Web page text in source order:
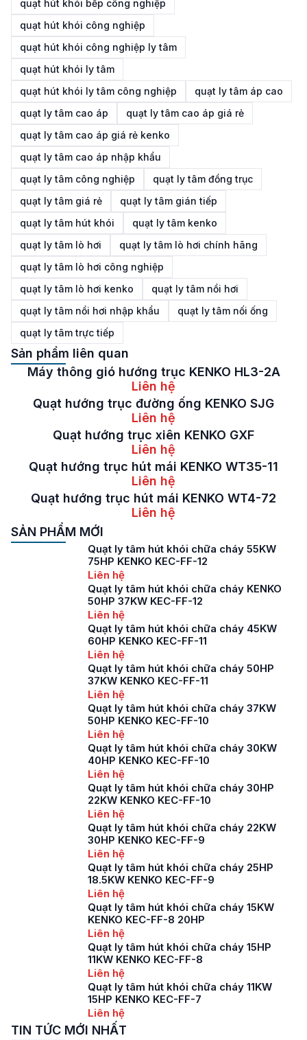
quạt hút khói bếp công nghiệp
quạt hút khói công nghiệp
quạt hút khói công nghiệp ly tâm
quạt hút khói ly tâm
quạt hút khói ly tâm công nghiệp
quạt ly tâm áp cao
quạt ly tâm cao áp
quạt ly tâm cao áp giá rẻ
quạt ly tâm cao áp giá rẻ kenko
quạt ly tâm cao áp nhập khẩu
quạt ly tâm công nghiệp
quạt ly tâm đồng trục
quạt ly tâm giá rẻ
quạt ly tâm gián tiếp
quạt ly tâm hút khói
quạt ly tâm kenko
quạt ly tâm lò hơi
quạt ly tâm lò hơi chính hãng
quạt ly tâm lò hơi công nghiệp
quạt ly tâm lò hơi kenko
quạt ly tâm nồi hơi
quạt ly tâm nồi hơi nhập khẩu
quạt ly tâm nối ống
quạt ly tâm trực tiếp
Sản phẩm liên quan
Máy thông gió hướng trục KENKO HL3-2A
Liên hệ
Quạt hướng trục đường ống KENKO SJG
Liên hệ
Quạt hướng trục xiên KENKO GXF
Liên hệ
Quạt hướng trục hút mái KENKO WT35-11
Liên hệ
Quạt hướng trục hút mái KENKO WT4-72
Liên hệ
SẢN PHẨM MỚI
Quạt ly tâm hút khói chữa cháy 55KW
75HP KENKO KEC-FF-12
Liên hệ
Quạt ly tâm hút khói chữa cháy KENKO
50HP 37KW KEC-FF-12
Liên hệ
Quạt ly tâm hút khói chữa cháy 45KW
60HP KENKO KEC-FF-11
Liên hệ
Quạt ly tâm hút khói chữa cháy 50HP
37KW KENKO KEC-FF-11
Liên hệ
Quạt ly tâm hút khói chữa cháy 37KW
50HP KENKO KEC-FF-10
Liên hệ
Quạt ly tâm hút khói chữa cháy 30KW
40HP KENKO KEC-FF-10
Liên hệ
Quạt ly tâm hút khói chữa cháy 30HP
22KW KENKO KEC-FF-10
Liên hệ
Quạt ly tâm hút khói chữa cháy 22KW
30HP KENKO KEC-FF-9
Liên hệ
Quạt ly tâm hút khói chữa cháy 25HP
18.5KW KENKO KEC-FF-9
Liên hệ
Quạt ly tâm hút khói chữa cháy 15KW
KENKO KEC-FF-8 20HP
Liên hệ
Quạt ly tâm hút khói chữa cháy 15HP
11KW KENKO KEC-FF-8
Liên hệ
Quạt ly tâm hút khói chữa cháy 11KW
15HP KENKO KEC-FF-7
Liên hệ
TIN TỨC MỚI NHẤT